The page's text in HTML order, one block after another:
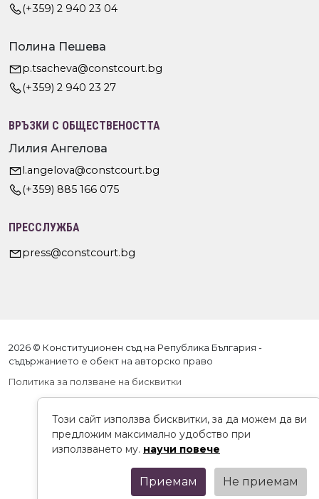
(+359) 2 940 23 04
Полина Пешева
p.tsacheva@constcourt.bg
(+359) 2 940 23 27
ВРЪЗКИ С ОБЩЕСТВЕНОСТТА
Лилия Ангелова
l.angelova@constcourt.bg
(+359) 885 166 075
ПРЕССЛУЖБА
press@constcourt.bg
2026 © Конституционен съд на Република България -
съдържанието е обект на авторско право
Политика за ползване на бисквитки
Този сайт използва бисквитки, за да можем да ви
предложим максимално удобство при
използването му. научи повече
Приемам Не приемам